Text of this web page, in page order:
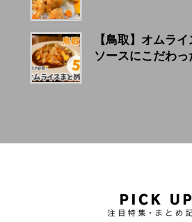
【鳥取】オムラ
ソースにこだわ